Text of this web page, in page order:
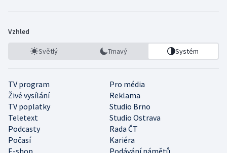
Vzhled
Světlý Tmavý Systém
TV program
Pro média
Živé vysílání
Reklama
TV poplatky
Studio Brno
Teletext
Studio Ostrava
Podcasty
Rada ČT
Počasí
Kariéra
E-shop
Podávání námětů